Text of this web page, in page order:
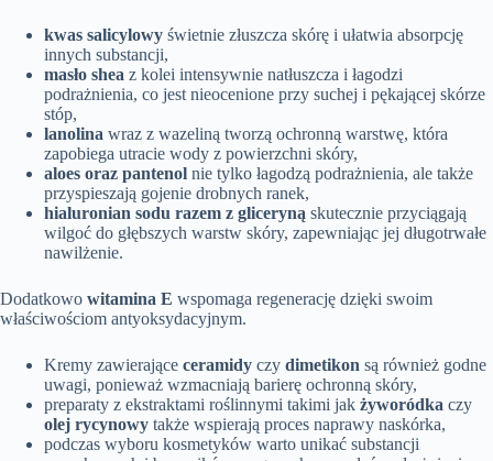
kwas salicylowy świetnie złuszcza skórę i ułatwia absorpcję
innych substancji,
masło shea z kolei intensywnie natłuszcza i łagodzi
podrażnienia, co jest nieocenione przy suchej i pękającej skórze
stóp,
lanolina wraz z wazeliną tworzą ochronną warstwę, która
zapobiega utracie wody z powierzchni skóry,
aloes oraz pantenol nie tylko łagodzą podrażnienia, ale także
przyspieszają gojenie drobnych ranek,
hialuronian sodu razem z gliceryną skutecznie przyciągają
wilgoć do głębszych warstw skóry, zapewniając jej długotrwałe
nawilżenie.
Dodatkowo witamina E wspomaga regenerację dzięki swoim
właściwościom antyoksydacyjnym.
Kremy zawierające ceramidy czy dimetikon są również godne
uwagi, ponieważ wzmacniają barierę ochronną skóry,
preparaty z ekstraktami roślinnymi takimi jak żyworódka czy
olej rycynowy także wspierają proces naprawy naskórka,
podczas wyboru kosmetyków warto unikać substancji